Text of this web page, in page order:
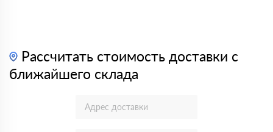
Рассчитать стоимость доставки с
ближайшего склада